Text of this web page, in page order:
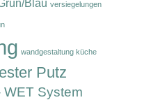
Blau versiegelungen
wandgestaltung küche
Putz
WET System